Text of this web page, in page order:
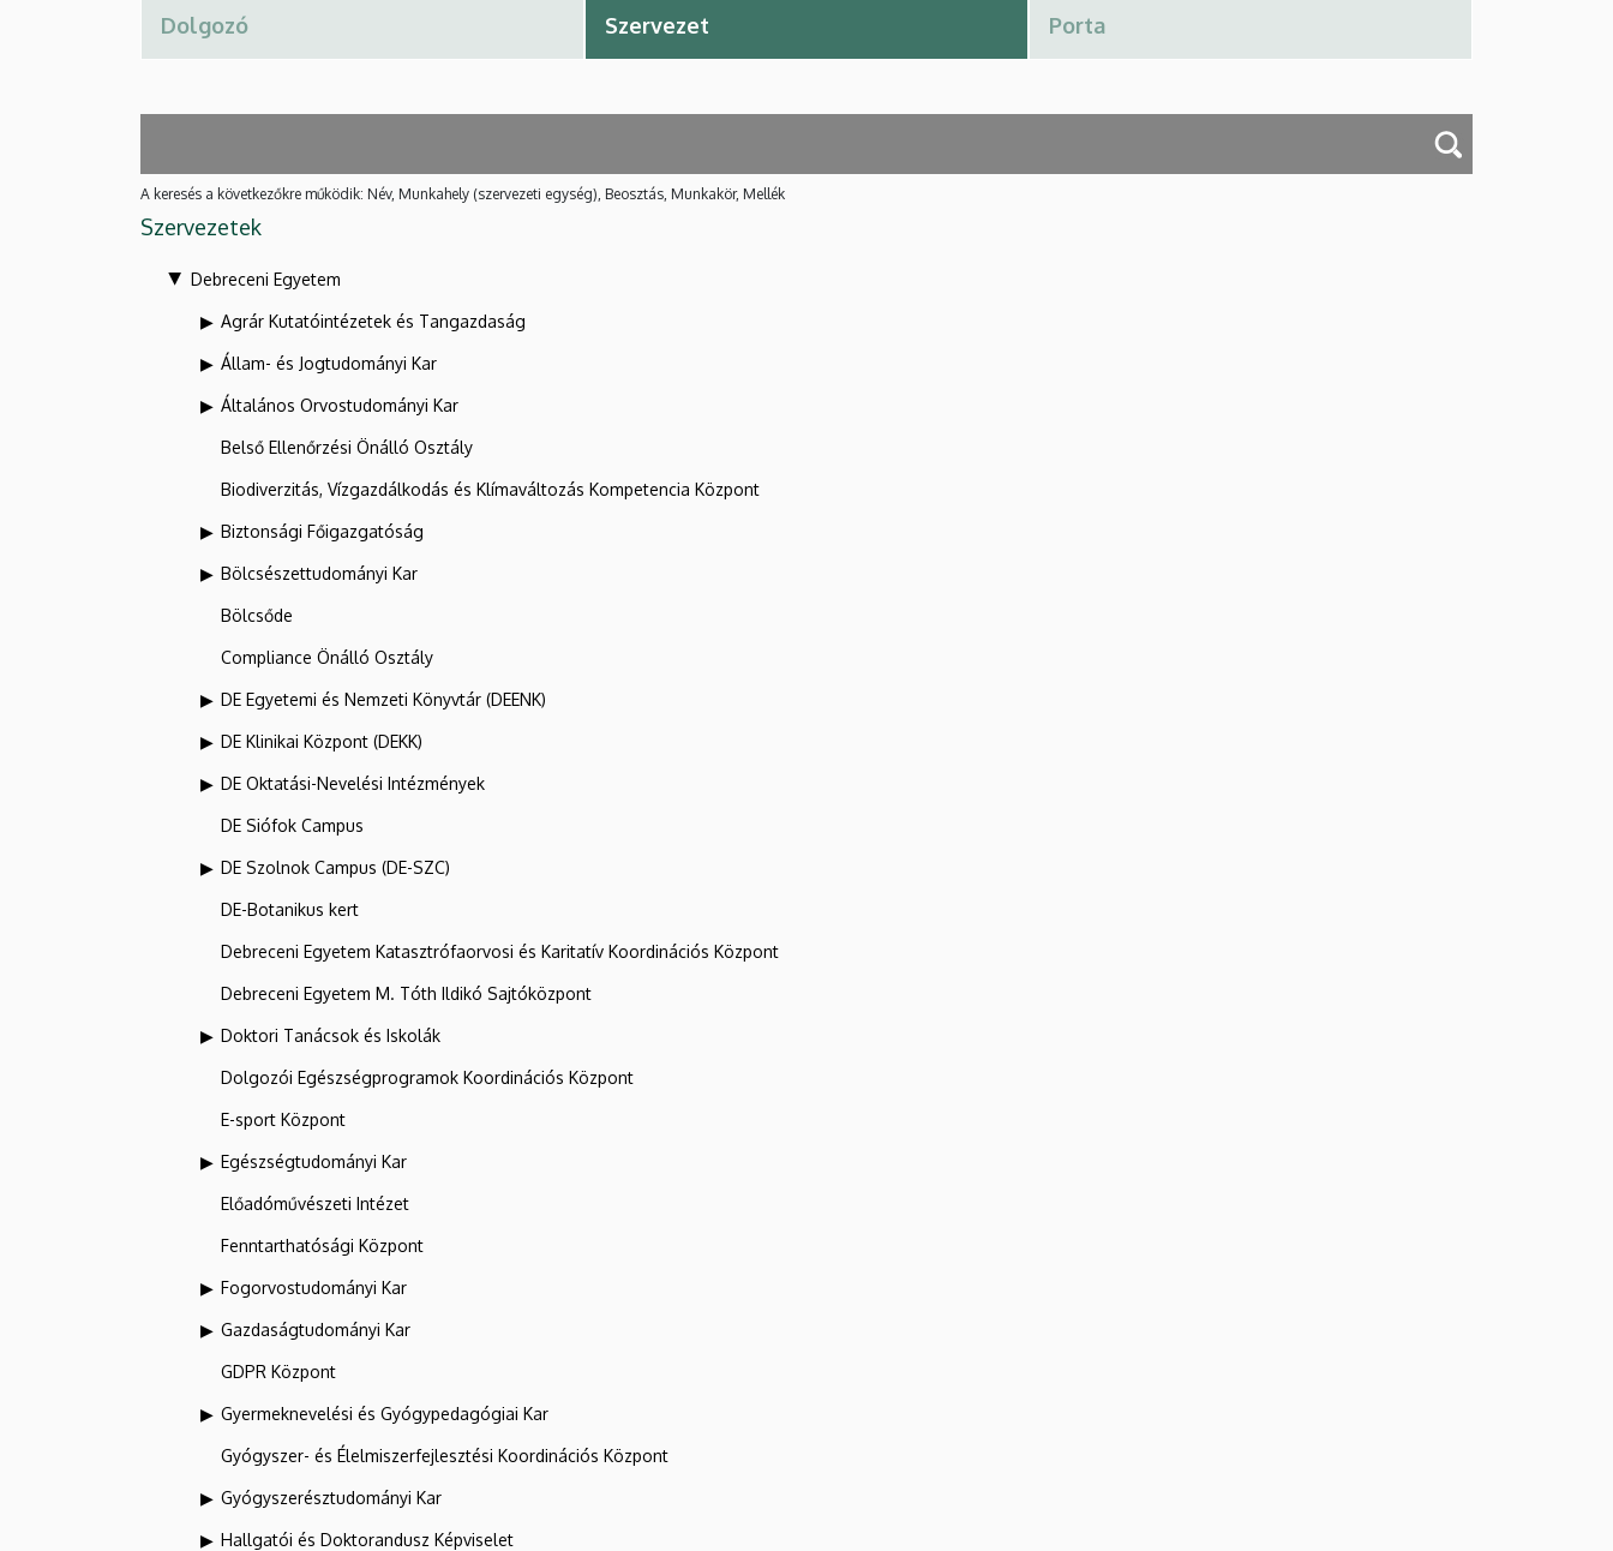
A keresés a következőkre működik: Név, Munkahely (szervezeti egység), Beosztás, Munkakör, Mellék
Szervezetek
Debreceni Egyetem
Agrár Kutatóintézetek és Tangazdaság
Állam- és Jogtudományi Kar
Általános Orvostudományi Kar
Belső Ellenőrzési Önálló Osztály
Biodiverzitás, Vízgazdálkodás és Klímaváltozás Kompetencia Központ
Biztonsági Főigazgatóság
Bölcsészettudományi Kar
Bölcsőde
Compliance Önálló Osztály
DE Egyetemi és Nemzeti Könyvtár (DEENK)
DE Klinikai Központ (DEKK)
DE Oktatási-Nevelési Intézmények
DE Siófok Campus
DE Szolnok Campus (DE-SZC)
DE-Botanikus kert
Debreceni Egyetem Katasztrófaorvosi és Karitatív Koordinációs Központ
Debreceni Egyetem M. Tóth Ildikó Sajtóközpont
Doktori Tanácsok és Iskolák
Dolgozói Egészségprogramok Koordinációs Központ
E-sport Központ
Egészségtudományi Kar
Előadóművészeti Intézet
Fenntarthatósági Központ
Fogorvostudományi Kar
Gazdaságtudományi Kar
GDPR Központ
Gyermeknevelési és Gyógypedagógiai Kar
Gyógyszer- és Élelmiszerfejlesztési Koordinációs Központ
Gyógyszerésztudományi Kar
Hallgatói és Doktorandusz Képviselet